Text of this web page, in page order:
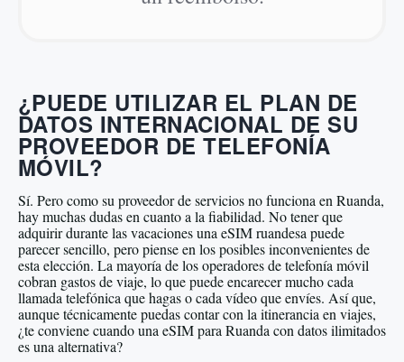
¿PUEDE UTILIZAR EL PLAN DE
DATOS INTERNACIONAL DE SU
PROVEEDOR DE TELEFONÍA
MÓVIL?
Sí. Pero como su proveedor de servicios no funciona en Ruanda,
hay muchas dudas en cuanto a la fiabilidad. No tener que
adquirir durante las vacaciones una eSIM ruandesa puede
parecer sencillo, pero piense en los posibles inconvenientes de
esta elección. La mayoría de los operadores de telefonía móvil
cobran gastos de viaje, lo que puede encarecer mucho cada
llamada telefónica que hagas o cada vídeo que envíes. Así que,
aunque técnicamente puedas contar con la itinerancia en viajes,
¿te conviene cuando una eSIM para Ruanda con datos ilimitados
es una alternativa?